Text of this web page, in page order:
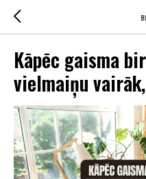
Kāpēc gaisma
vielmaiņu